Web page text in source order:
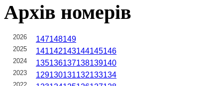
Архів номерів
2026 147148149
2025 141142143144145146
2024 135136137138139140
2023 129130131132133134